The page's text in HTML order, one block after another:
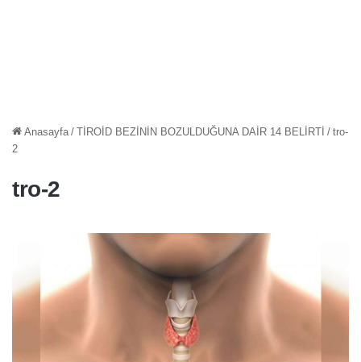
Anasayfa / TİROİD BEZİNİN BOZULDUĞUNA DAİR 14 BELİRTİ / tro-
2
tro-2